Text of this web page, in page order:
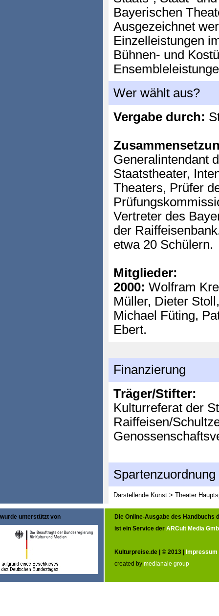
Bayerischen
Ausgezeichnet
Einzelleistungen
Bühnen- und
Wer wählt aus?
Vergabe durch:
Generalintendant
Staatstheater,
Theaters, Prüfer
Vertreter des
der
etwa 20 Schülern.
Mitglieder:
2000: Wolfram
Müller, Dieter
Michael Füting,
Ebert.
Finanzierung
Träger/Stifter:
Kulturreferat der
Raiffeisen/
Spartenzuordnung
Darstellende Kunst > Theater
wurde unterstützt von
Die Online-Ausgabe des Handbuchs
ist ein Service der ARCult Media
Kulturpreise.de | © 2013 | Impressum
created by medianale group